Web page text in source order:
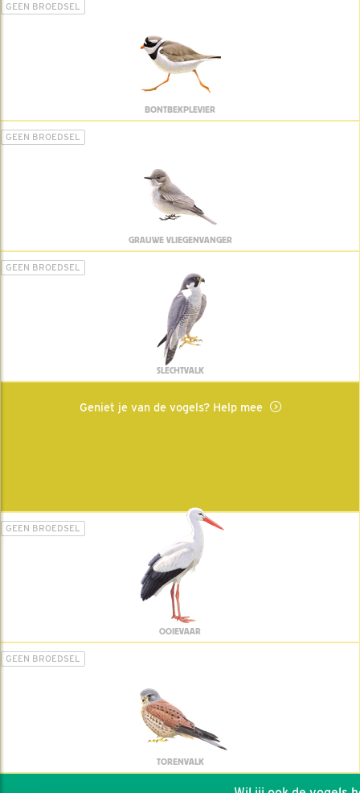
GEEN BROEDSEL
BONTBEKPLEVIER
GEEN BROEDSEL
GRAUWE VLIEGENVANGER
GEEN BROEDSEL
SLECHTVALK
Geniet je van de vogels? Help mee
GEEN BROEDSEL
OOIEVAAR
GEEN BROEDSEL
TORENVALK